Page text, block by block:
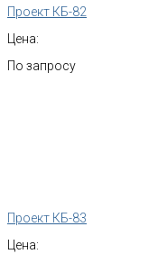
Проект КБ-82
Цена:
По запросу
Проект КБ-83
Цена: